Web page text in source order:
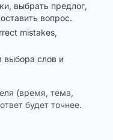
выбрать предлог,
вопрос.
mistakes,
выбора слов и
(время, тема,
будет точнее.